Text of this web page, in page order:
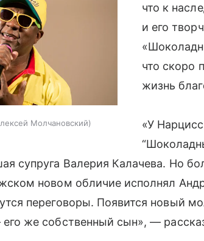
Молчановский
что к
и его
что скоро
жизнь
«У
супруга Валерия Калачева. Но
новом обличие исполнял
переговоры. Появится новый
же собственный сын», —